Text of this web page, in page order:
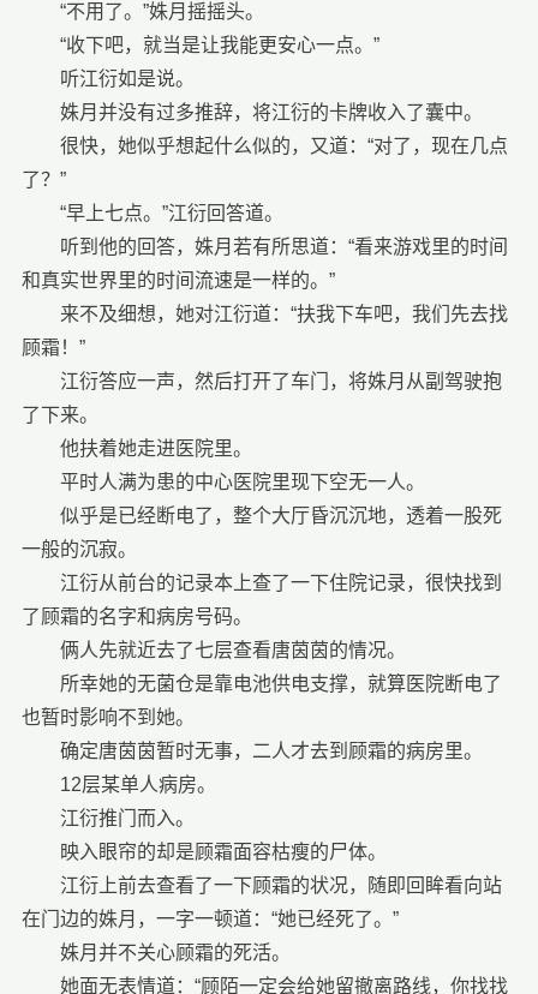
“不用了。”姝月摇摇头。
“收下吧，就当是让我能更安心一点。”
听江衍如是说。
姝月并没有过多推辞，将江衍的卡牌收入了囊中。
很快，她似乎想起什么似的，又道：“对了，现在几点
了？”
“早上七点。”江衍回答道。
听到他的回答，姝月若有所思道：“看来游戏里的时间
和真实世界里的时间流速是一样的。”
来不及细想，她对江衍道：“扶我下车吧，我们先去找
顾霜！”
江衍答应一声，然后打开了车门，将姝月从副驾驶抱
了下来。
他扶着她走进医院里。
平时人满为患的中心医院里现下空无一人。
似乎是已经断电了，整个大厅昏沉沉地，透着一股死
一般的沉寂。
江衍从前台的记录本上查了一下住院记录，很快找到
了顾霜的名字和病房号码。
俩人先就近去了七层查看唐茵茵的情况。
所幸她的无菌仓是靠电池供电支撑，就算医院断电了
也暂时影响不到她。
确定唐茵茵暂时无事，二人才去到顾霜的病房里。
12层某单人病房。
江衍推门而入。
映入眼帘的却是顾霜面容枯瘦的尸体。
江衍上前去查看了一下顾霜的状况，随即回眸看向站
在门边的姝月，一字一顿道：“她已经死了。”
姝月并不关心顾霜的死活。
她面无表情道：“顾陌一定会给她留撤离路线，你找找